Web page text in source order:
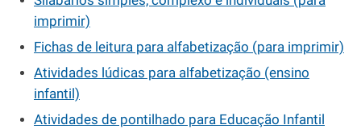
imprimir)
Fichas de leitura para alfabetização (para imprimir)
Atividades lúdicas para alfabetização (ensino
infantil)
Atividades de pontilhado para Educação Infantil